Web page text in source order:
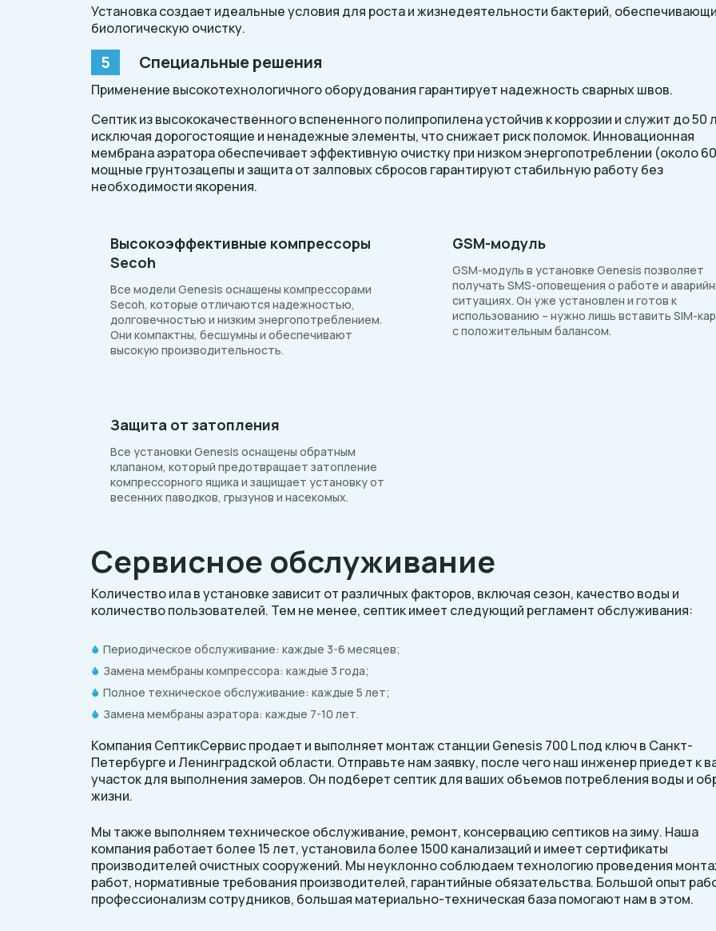
Установка создает идеальные условия для роста и жизнедеятельности бактерий,
биологическую очистку.
Специальные решения
Применение высокотехнологичного оборудования гарантирует надежность сварных швов.
Септик из высококачественного вспененного полипропилена устойчив к коррозии и служит до 50
исключая дорогостоящие и ненадежные элементы, что снижает риск поломок. Инновационная
мембрана аэратора обеспечивает эффективную очистку при низком энергопотреблении (около
мощные грунтозацепы и защита от залповых сбросов гарантируют стабильную работу без
необходимости якорения.
Высокоэффективные компрессоры
Secoh
Все модели Genesis оснащены компрессорами
Secoh, которые отличаются надежностью,
долговечностью и низким энергопотреблением.
Они компактны, бесшумны и обеспечивают
высокую производительность.
GSM-модуль
GSM-модуль в установке Genesis позволяет
получать SMS-оповещения о работе и
ситуациях. Он уже установлен и готов к
использованию – нужно лишь вставить SIM-
с положительным балансом.
Защита от затопления
Все установки Genesis оснащены обратным
клапаном, который предотвращает затопление
компрессорного ящика и защищает установку от
весенних паводков, грызунов и насекомых.
Сервисное обслуживание
Количество ила в установке зависит от различных факторов, включая сезон, качество воды и
количество пользователей. Тем не менее, септик имеет следующий регламент обслуживания:
Периодическое обслуживание: каждые 3-6 месяцев;
Замена мембраны компрессора: каждые 3 года;
Полное техническое обслуживание: каждые 5 лет;
Замена мембраны аэратора: каждые 7-10 лет.
Компания СептикСервис продает и выполняет монтаж станции Genesis 700 L под ключ в Санкт-
Петербурге и Ленинградской области. Отправьте нам заявку, после чего наш инженер приедет к
участок для выполнения замеров. Он подберет септик для ваших объемов потребления воды и
жизни.
Мы также выполняем техническое обслуживание, ремонт, консервацию септиков на зиму. Наша
компания работает более 15 лет, установила более 1500 канализаций и имеет сертификаты
производителей очистных сооружений. Мы неуклонно соблюдаем технологию проведения
работ, нормативные требования производителей, гарантийные обязательства. Большой опыт
профессионализм сотрудников, большая материально-техническая база помогают нам в этом.